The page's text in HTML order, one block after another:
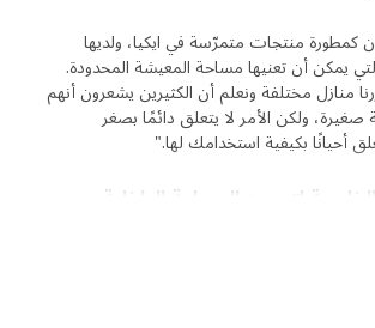
منتجات متمرّسة في ايكيا، ولديها
يمكن أن تعنيها مساحة المعيشة المحدودة.
منازل مختلفة ونعلم أن الكثيرين يشعرون أنهم
ولكن الأمر لا يتعلق دائمًا بصغر
بكيفية استخدامك لها."
لتوسيع المساحة الداخلية
إذا كنا لا نريد أو ليس بوسعنا الانتقال